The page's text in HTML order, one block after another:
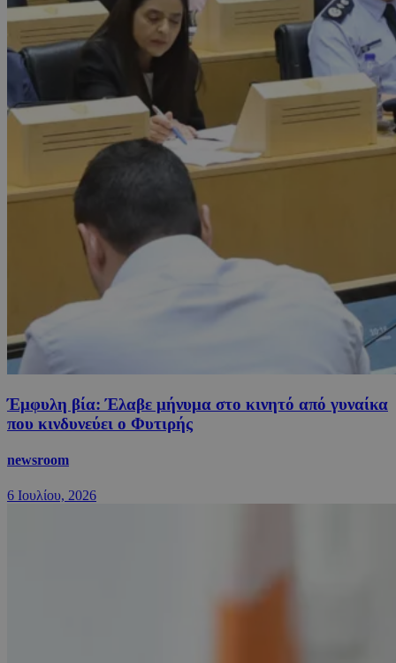
Έμφυλη βία: Έλαβε μήνυμα στο κινητό από γυναίκα
που κινδυνεύει ο Φυτιρής
newsroom
6 Ιουλίου, 2026